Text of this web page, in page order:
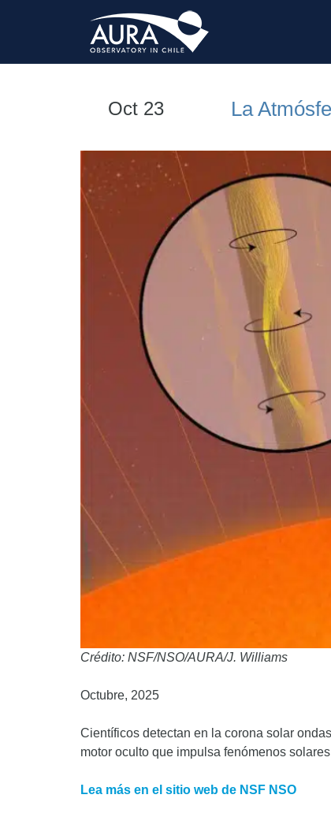
Oct 23 La
Crédito: NSF/NSO/AURA/J. Williams
Octubre, 2025
Científicos detectan en la corona solar
motor oculto que impulsa fenómenos
Lea más en el sitio web de NSF NSO